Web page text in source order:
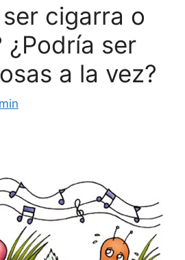
cigarra o
¿Podría ser
a la vez?